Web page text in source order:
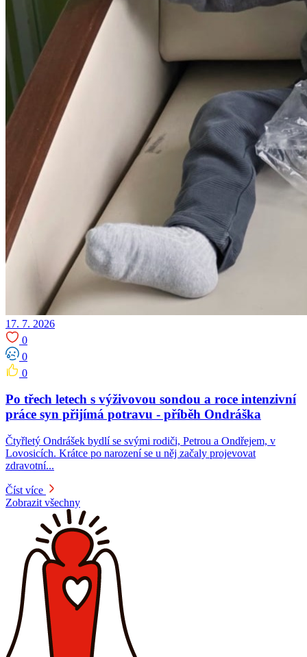
17. 7. 2026
0
0
0
Po třech letech s výživovou sondou a roce intenzivní
práce syn přijímá potravu -⁠⁠⁠⁠⁠⁠ příběh Ondráška
Čtyřletý Ondrášek bydlí se svými rodiči, Petrou a Ondřejem, v
Lovosicích. Krátce po narození se u něj začaly projevovat
zdravotní...
Číst více
Zobrazit všechny